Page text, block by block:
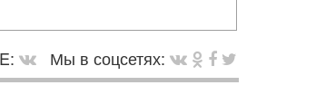
Мы в соцсетях: